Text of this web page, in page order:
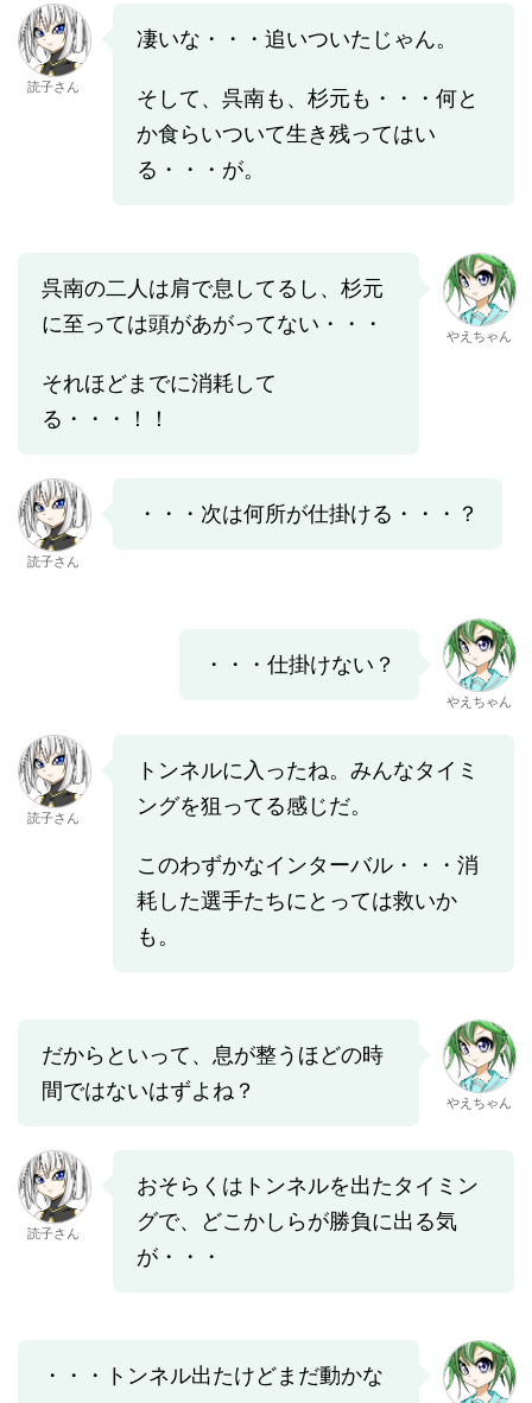
読子さん
凄いな・・・追いついたじゃん。
そして、呉南も、杉元も・・・何と
か食らいついて生き残ってはい
る・・・が。
呉南の二人は肩で息してるし、杉元
に至っては頭があがってない・・・
それほどまでに消耗して
る・・・！！
やえちゃん
読子さん
・・・次は何所が仕掛ける・・・？
・・・仕掛けない？
やえちゃん
読子さん
トンネルに入ったね。みんなタイミ
ングを狙ってる感じだ。
このわずかなインターバル・・・消
耗した選手たちにとっては救いか
も。
だからといって、息が整うほどの時
間ではないはずよね？
やえちゃん
読子さん
おそらくはトンネルを出たタイミン
グで、どこかしらが勝負に出る気
が・・・
・・・トンネル出たけどまだ動かな